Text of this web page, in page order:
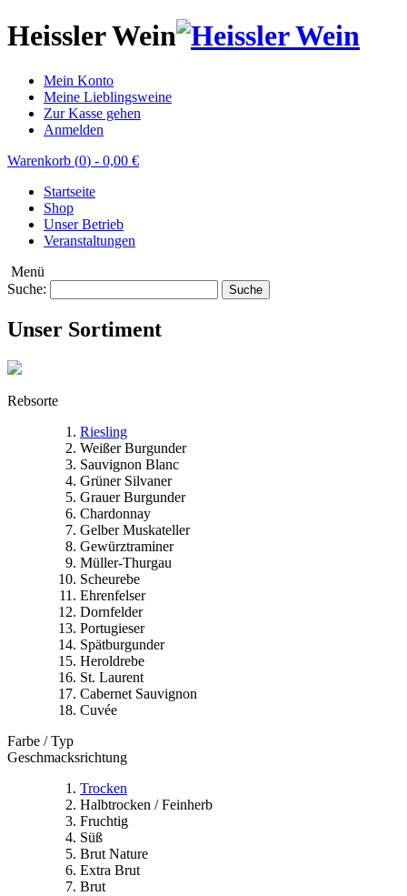
Heissler Wein
Mein Konto
Meine Lieblingsweine
Zur Kasse gehen
Anmelden
Warenkorb (0) - 0,00 €
Startseite
Shop
Unser Betrieb
Veranstaltungen
Menü
Suche:
Suche
Unser Sortiment
Rebsorte
Riesling
Weißer Burgunder
Sauvignon Blanc
Grüner Silvaner
Grauer Burgunder
Chardonnay
Gelber Muskateller
Gewürztraminer
Müller-Thurgau
Scheurebe
Ehrenfelser
Dornfelder
Portugieser
Spätburgunder
Heroldrebe
St. Laurent
Cabernet Sauvignon
Cuvée
Farbe / Typ
Geschmacksrichtung
Trocken
Halbtrocken / Feinherb
Fruchtig
Süß
Brut Nature
Extra Brut
Brut